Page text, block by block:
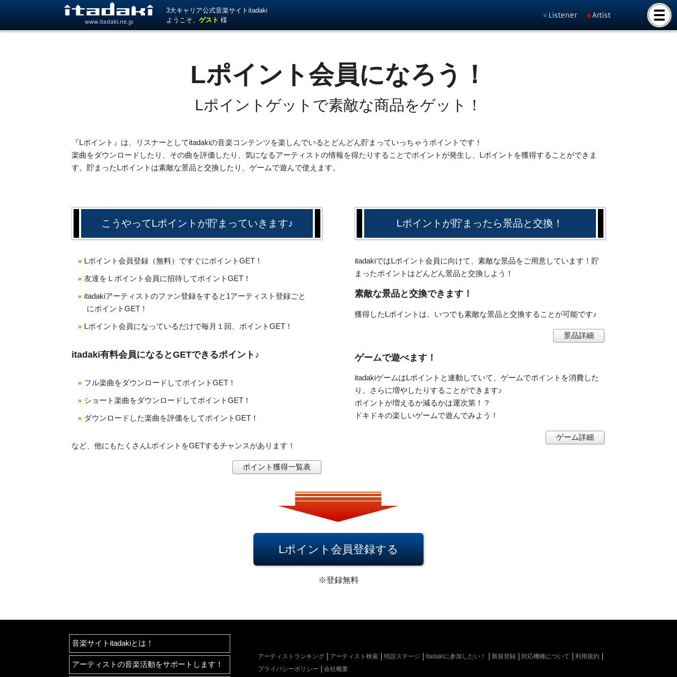
www.itadaki.ne.jp
3大キャリア公式音楽サイトitadaki
ようこそ、ゲスト 様
Listener Artist
Lポイント会員になろう！
Lポイントゲットで素敵な商品をゲット！
『Lポイント』は、リスナーとしてitadakiの音楽コンテンツを楽しんでいるとどんどん貯まっていっちゃうポイントです！
楽曲をダウンロードしたり、その曲を評価したり、気になるアーティストの情報を得たりすることでポイントが発生し、Lポイントを獲得することができま
す。貯まったLポイントは素敵な景品と交換したり、ゲームで遊んで使えます。
こうやってLポイントが貯まっていきます♪
Lポイント会員登録（無料）ですぐにポイントGET！
友達をＬポイント会員に招待してポイントGET！
itadakiアーティストのファン登録をすると1アーティスト登録ごと
にポイントGET！
Lポイント会員になっているだけで毎月１回、ポイントGET！
itadaki有料会員になるとGETできるポイント♪
フル楽曲をダウンロードしてポイントGET！
ショート楽曲をダウンロードしてポイントGET！
ダウンロードした楽曲を評価をしてポイントGET！
など、他にもたくさんLポイントをGETするチャンスがあります！
ポイント獲得一覧表
Lポイントが貯まったら景品と交換！
itadakiではLポイント会員に向けて、素敵な景品をご用意しています！貯
まったポイントはどんどん景品と交換しよう！
素敵な景品と交換できます！
獲得したLポイントは、いつでも素敵な景品と交換することが可能です♪
景品詳細
ゲームで遊べます！
itadakiゲームはLポイントと連動していて、ゲームでポイントを消費した
り、さらに増やしたりすることができます♪
ポイントが増えるか減るかは運次第！？
ドキドキの楽しいゲームで遊んでみよう！
ゲーム詳細
Lポイント会員登録する
※登録無料
音楽サイトitadakiとは！
アーティストの音楽活動をサポートします！
アーティストランキング アーティスト検索 特設ステージ itadakiに参加したい！ 新規登録 対応機種について
利用規約
プライバシーポリシー
会社概要